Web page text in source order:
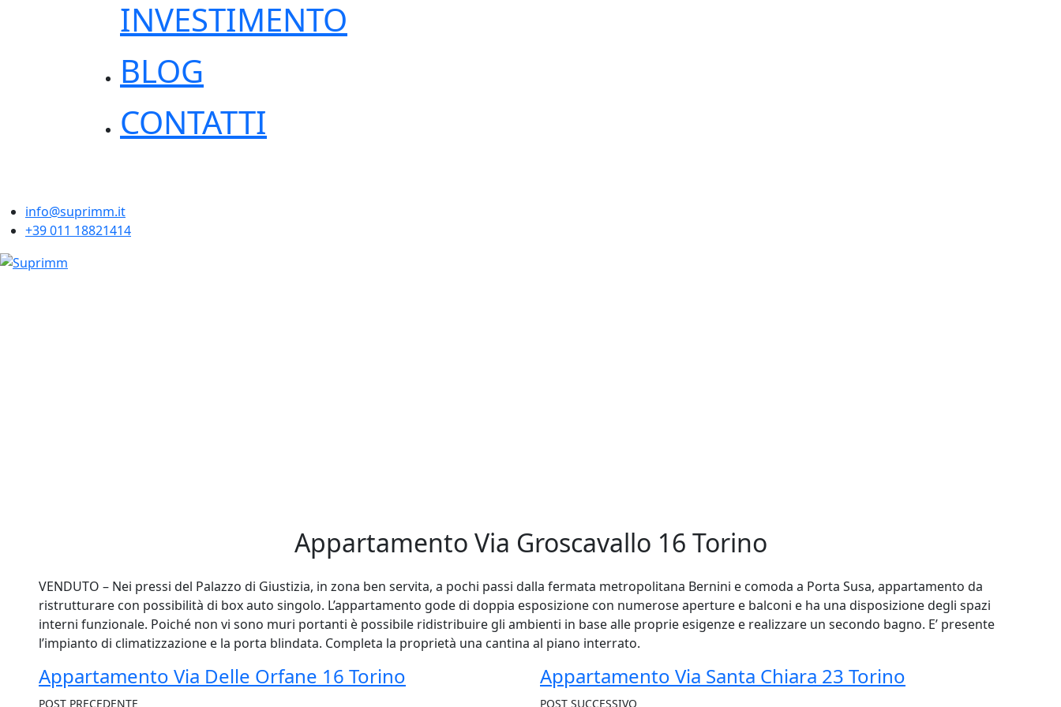
INVESTIMENTO
BLOG
CONTATTI
info@suprimm.it
+39 011 18821414
Appartamento Via Groscavallo 16 Torino
VENDUTO – Nei pressi del Palazzo di Giustizia, in zona ben servita, a pochi passi dalla fermata metropolitana Bernini e comoda a Porta Susa, appartamento da
ristrutturare con possibilità di box auto singolo. L’appartamento gode di doppia esposizione con numerose aperture e balconi e ha una disposizione degli spazi
interni funzionale. Poiché non vi sono muri portanti è possibile ridistribuire gli ambienti in base alle proprie esigenze e realizzare un secondo bagno. E’ presente
l’impianto di climatizzazione e la porta blindata. Completa la proprietà una cantina al piano interrato.
Appartamento Via Delle Orfane 16 Torino Appartamento Via Santa Chiara 23 Torino